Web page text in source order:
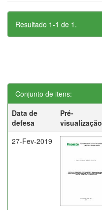
Resultado 1-1 de 1.
Conjunto de itens:
Data de
defesa
Pré-
visualização
27-Fev-2019